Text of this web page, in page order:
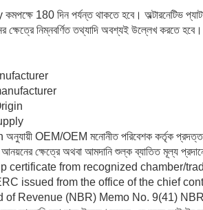
180 দিন পর্যন্ত থাকতে হবে। অল্টারনেটিভ
নিম্নবর্ণিত তথ্যাদি অবশ্যই উল্লেখ করতে হবে।
OEM/OEM মনোনীত পরিবেশক কর্তৃক প্রদত্ত সনদ
ক্ষেত্রে অথবা আমদানি শুল্ক ব্যাতিত মূল্য প্রদানের
from recognized chamber/
from the office of the chief
(NBR) Memo No. 9(41) NBR/